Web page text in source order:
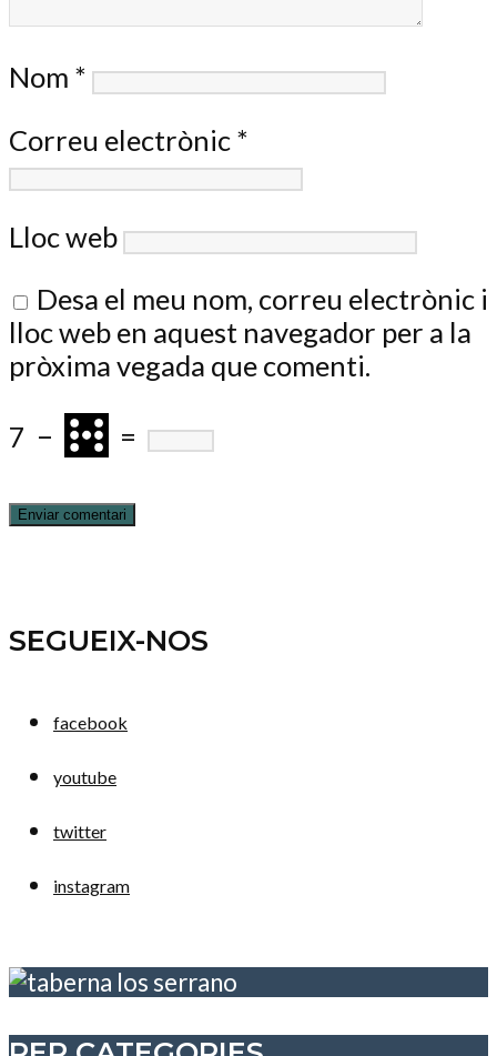
Nom *
Correu electrònic *
Lloc web
Desa el meu nom, correu electrònic i
lloc web en aquest navegador per a la
pròxima vegada que comenti.
7 − =
SEGUEIX-NOS
facebook
youtube
twitter
instagram